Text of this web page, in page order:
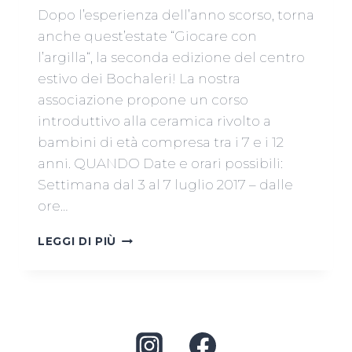
Dopo l’esperienza dell’anno scorso, torna
anche quest’estate “Giocare con
l’argilla“, la seconda edizione del centro
estivo dei Bochaleri! La nostra
associazione propone un corso
introduttivo alla ceramica rivolto a
bambini di età compresa tra i 7 e i 12
anni. QUANDO Date e orari possibili:
Settimana dal 3 al 7 luglio 2017 – dalle
ore…
LEGGI DI PIÙ CENTRO
L’ARGILLA